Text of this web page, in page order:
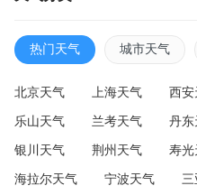
热门天气 城市天气
北京天气 上海天气 西安
乐山天气 兰考天气 丹东
银川天气 荆州天气 寿光
海拉尔天气 宁波天气 三